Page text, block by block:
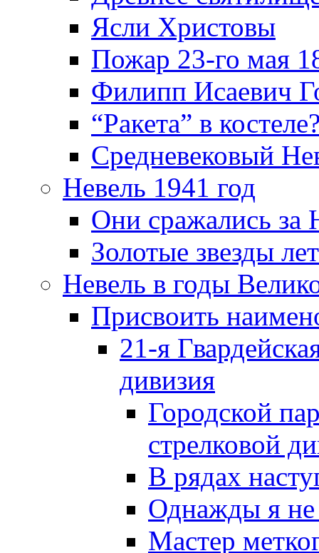
Ясли Христовы
Пожар 23-го мая
Филипп Исаевич
“Ракета” в
Средневековый
Невель 1941 год
Они сражались за
Золотые звезды
Невель в годы
Присвоить
21-я
дивизия
Городской
стрелковой
В рядах
Однажды я
Мастер